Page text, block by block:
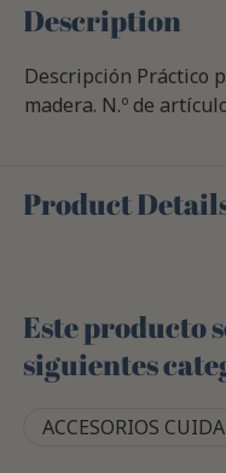
Description
Descripción Práctico
madera. N.º de
Product
Este producto
siguientes
ACCESORIOS